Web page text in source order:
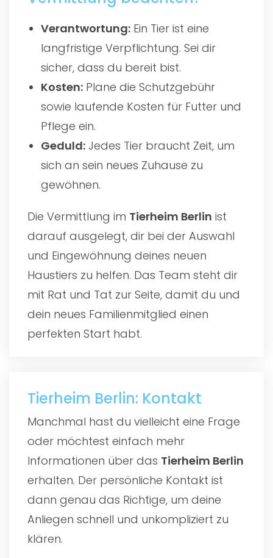
Verantwortung: Ein Tier ist eine
langfristige Verpflichtung. Sei dir
sicher, dass du bereit bist.
Kosten: Plane die Schutzgebühr
sowie laufende Kosten für Futter und
Pflege ein.
Geduld: Jedes Tier braucht Zeit, um
sich an sein neues Zuhause zu
gewöhnen.
Die Vermittlung im Tierheim Berlin ist
darauf ausgelegt, dir bei der Auswahl
und Eingewöhnung deines neuen
Haustiers zu helfen. Das Team steht dir
mit Rat und Tat zur Seite, damit du und
dein neues Familienmitglied einen
perfekten Start habt.
Tierheim Berlin: Kontakt
Manchmal hast du vielleicht eine Frage
oder möchtest einfach mehr
Informationen über das Tierheim Berlin
erhalten. Der persönliche Kontakt ist
dann genau das Richtige, um deine
Anliegen schnell und unkompliziert zu
klären.